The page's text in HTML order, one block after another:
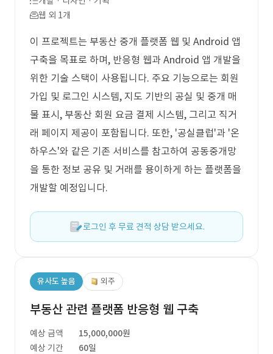
웹 외 1개
이 프로젝트는 부동산 중개 플랫폼 웹 및 Android 앱
구축을 목표로 하며, 반응형 웹과 Android 앱 개발을
위한 기술 스택이 사용됩니다. 주요 기능으로는 회원
가입 및 로그인 시스템, 지도 기반의 공실 및 중개 매
물 표시, 부동산 회원 요금 결제 시스템, 그리고 직거
래 페이지 제공이 포함됩니다. 또한, '공실클럽'과 '온
하우스'와 같은 기존 서비스를 참고하여 공동중개망
을 통한 정보 공유 및 거래를 용이하게 하는 플랫폼을
개발할 예정입니다.
로그인 후 무료 견적 상담 받으세요.
유사도 높음 외주
부동산 관련 플랫폼 반응형 웹 구축
예상 금액
15,000,000원
예상 기간
60일